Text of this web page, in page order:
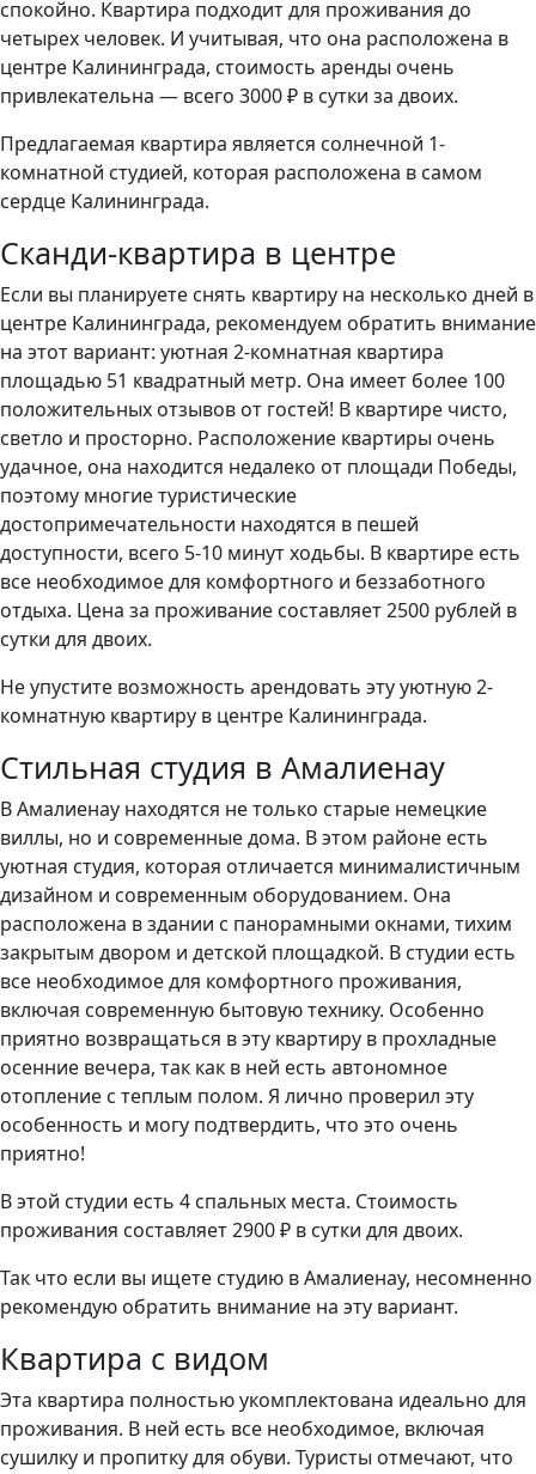
спокойно. Квартира подходит для проживания до
четырех человек. И учитывая, что она расположена в
центре Калининграда, стоимость аренды очень
привлекательна — всего 3000 ₽ в сутки за двоих.
Предлагаемая квартира является солнечной 1-
комнатной студией, которая расположена в самом
сердце Калининграда.
Сканди-квартира в центре
Если вы планируете снять квартиру на несколько дней в
центре Калининграда, рекомендуем обратить внимание
на этот вариант: уютная 2-комнатная квартира
площадью 51 квадратный метр. Она имеет более 100
положительных отзывов от гостей! В квартире чисто,
светло и просторно. Расположение квартиры очень
удачное, она находится недалеко от площади Победы,
поэтому многие туристические
достопримечательности находятся в пешей
доступности, всего 5-10 минут ходьбы. В квартире есть
все необходимое для комфортного и беззаботного
отдыха. Цена за проживание составляет 2500 рублей в
сутки для двоих.
Не упустите возможность арендовать эту уютную 2-
комнатную квартиру в центре Калининграда.
Стильная студия в Амалиенау
В Амалиенау находятся не только старые немецкие
виллы, но и современные дома. В этом районе есть
уютная студия, которая отличается минималистичным
дизайном и современным оборудованием. Она
расположена в здании с панорамными окнами, тихим
закрытым двором и детской площадкой. В студии есть
все необходимое для комфортного проживания,
включая современную бытовую технику. Особенно
приятно возвращаться в эту квартиру в прохладные
осенние вечера, так как в ней есть автономное
отопление с теплым полом. Я лично проверил эту
особенность и могу подтвердить, что это очень
приятно!
В этой студии есть 4 спальных места. Стоимость
проживания составляет 2900 ₽ в сутки для двоих.
Так что если вы ищете студию в Амалиенау, несомненно
рекомендую обратить внимание на эту вариант.
Квартира с видом
Эта квартира полностью укомплектована идеально для
проживания. В ней есть все необходимое, включая
сушилку и пропитку для обуви. Туристы отмечают, что